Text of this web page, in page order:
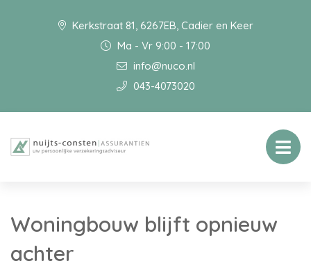
Kerkstraat 81, 6267EB, Cadier en Keer
Ma - Vr 9:00 - 17:00
info@nuco.nl
043-4073020
Woningbouw blijft opnieuw
achter